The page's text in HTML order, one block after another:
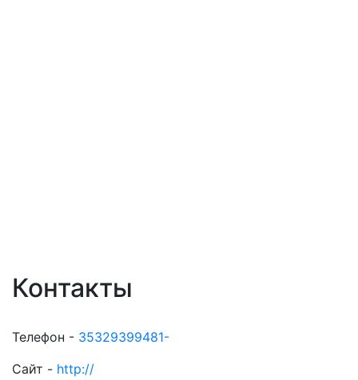
Контакты
Телефон - 35329399481-
Сайт - http://